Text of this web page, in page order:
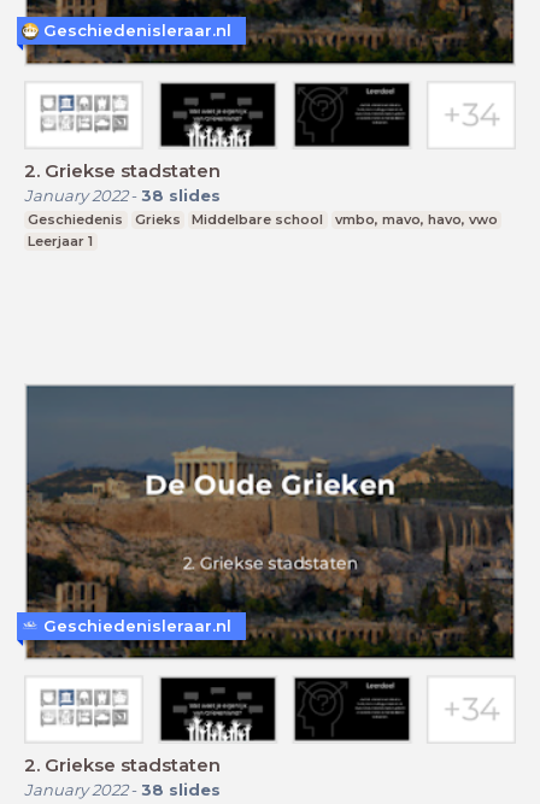
2. Griekse stadstaten
January 2022- 38 slides
Geschiedenis Grieks Middelbare school
vmbo, mavo, havo, vwo
Leerjaar 1
Geschiedenisleraar.nl
2. Griekse stadstaten
January 2022- 38 slides
Geschiedenisleraar.nl